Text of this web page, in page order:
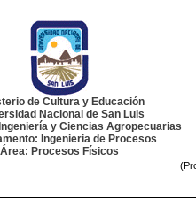
de Cultura y Educación
Nacional de San Luis
y Ciencias Agropecuarias
Ingenieria de Procesos
Área: Procesos Físicos